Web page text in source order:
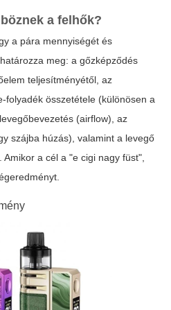
a felhők?
a pára mennyiségét és
meg: a gőzképződés
teljesítményétől, az
folyadék összetétele (különösen a
(airflow), az
szájba húzás), valamint a levegő
a cél a "e cigi nagy füst",